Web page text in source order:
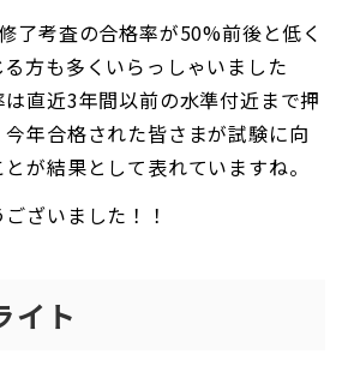
了考査の合格率が50%前後と低く
方も多くいらっしゃいました
直近3年間以前の水準付近まで押
年合格された皆さまが試験に向
が結果として表れていますね。
ざいました！！
ト